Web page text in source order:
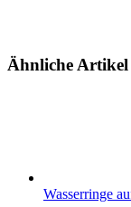
Ähnliche Artikel
Wasserringe